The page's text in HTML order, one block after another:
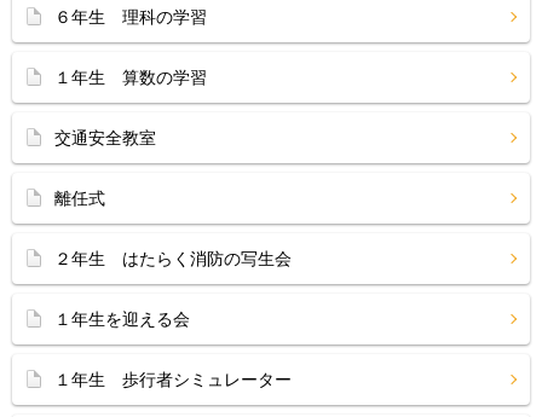
６年生 理科の学習
１年生 算数の学習
交通安全教室
離任式
２年生 はたらく消防の写生会
１年生を迎える会
１年生 歩行者シミュレーター